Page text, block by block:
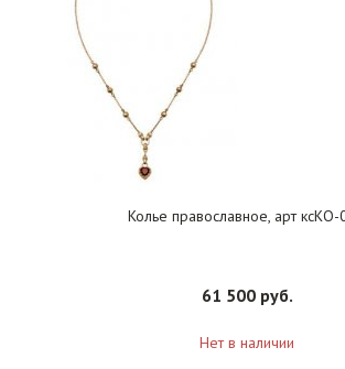
Колье православное, арт
61 500 руб.
Нет в наличии